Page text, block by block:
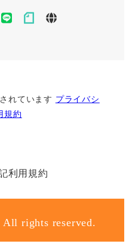
line noteameblo
れています プライバシ
規約
利用規約
rights reserved.